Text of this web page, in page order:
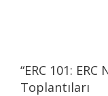
İçerik
“ERC 101:
Toplantıları